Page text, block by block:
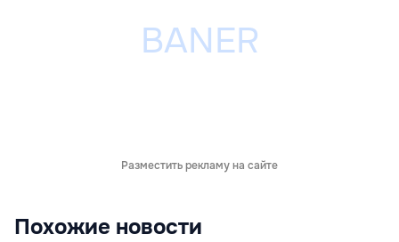
Разместить рекламу на сайте
Похожие новости